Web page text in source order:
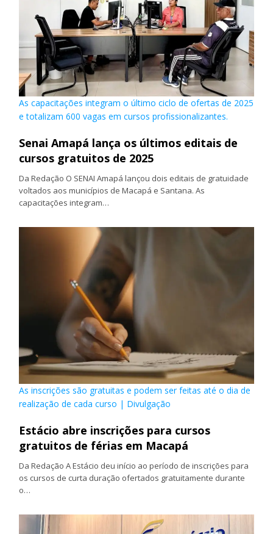
As capacitações integram o último ciclo de ofertas de 2025
e totalizam 600 vagas em cursos profissionalizantes.
Senai Amapá lança os últimos editais de
cursos gratuitos de 2025
Da Redação O SENAI Amapá lançou dois editais de gratuidade
voltados aos municípios de Macapá e Santana. As
capacitações integram…
As inscrições são gratuitas e podem ser feitas até o dia de
realização de cada curso | Divulgação
Estácio abre inscrições para cursos
gratuitos de férias em Macapá
Da Redação A Estácio deu início ao período de inscrições para
os cursos de curta duração ofertados gratuitamente durante
o…